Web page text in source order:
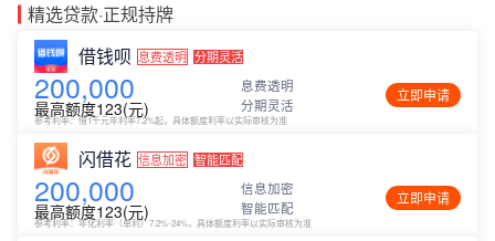
精选贷款·正规持牌
借钱呗 息费透明 分期灵活
200,000
最高额度123(元)
息费透明
分期灵活
立即申请
参考利率：借1千元年利率7.2%起，具体额度利率以实际审核为准
闪借花 信息加密 智能匹配
200,000
最高额度123(元)
信息加密
智能匹配
立即申请
参考利率：年化利率（单利）7.2%-24%，具体额度利率以实际审核为准